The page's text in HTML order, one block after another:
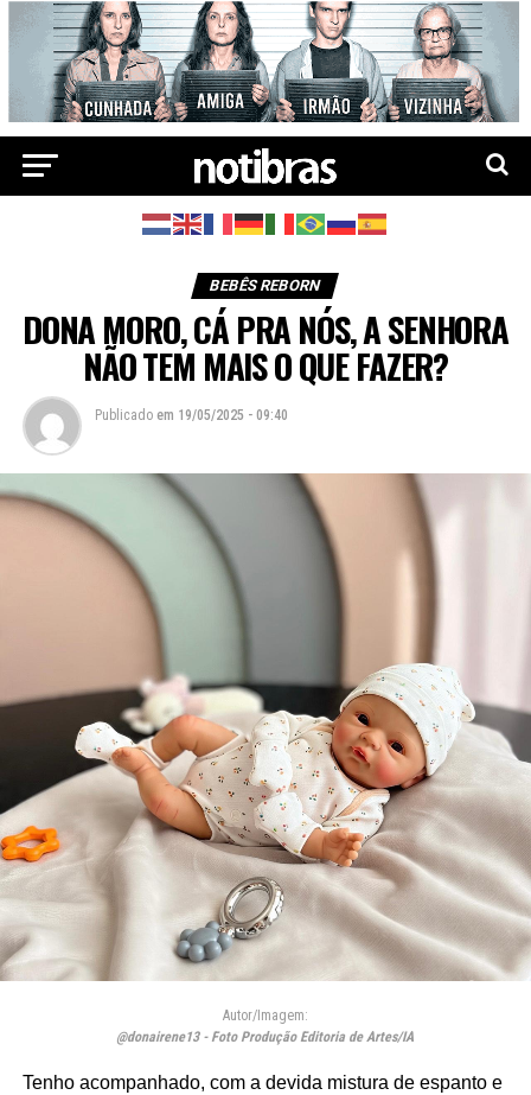
BEBÊS REBORN
DONA MORO, CÁ PRA NÓS, A SENHORA
NÃO TEM MAIS O QUE FAZER?
Publicado em 19/05/2025 - 09:40
Autor/Imagem:
@donairene13 - Foto Produção Editoria de Artes/IA
Tenho acompanhado, com a devida mistura de espanto e